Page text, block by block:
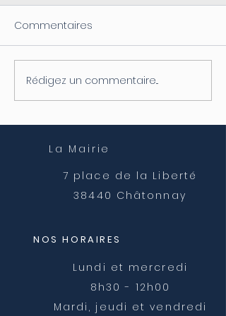
DICRIM
Commentaires
Rédigez un commentaire...
La Mairie
7 place de la Liberté
38440 Châtonnay
NOS HORAIRES
Lundi et mercredi
8h30 - 12h00
Mardi, jeudi et vendredi